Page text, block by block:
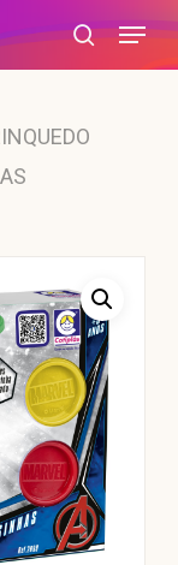
search
Menu